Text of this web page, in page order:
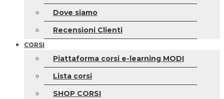
Dove siamo
Recensioni Clienti
CORSI
Piattaforma corsi e-learning MODI
Lista corsi
SHOP CORSI